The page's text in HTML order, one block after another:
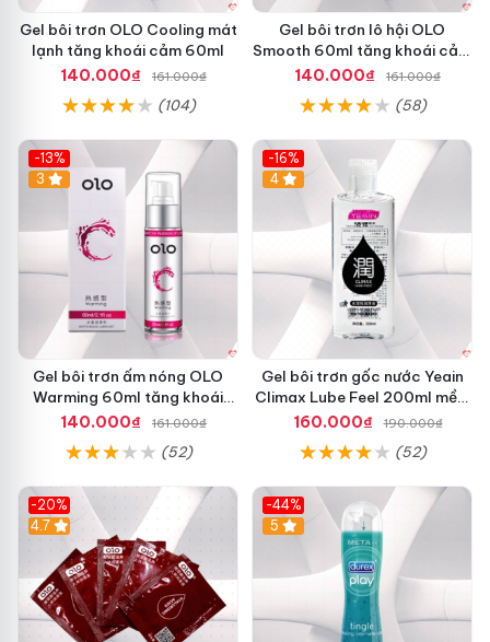
Gel bôi trơn OLO Cooling mát
lạnh tăng khoái cảm 60ml
140.000₫
161.000₫
(104)
Gel bôi trơn lô hội OLO
Smooth 60ml tăng khoái cảm
mềm mại an toàn
140.000₫ 161.000₫
(58)
-13%
3
Gel bôi trơn ấm nóng OLO
Warming 60ml tăng khoái
cảm yêu mê say
140.000₫ 161.000₫
(52)
-16%
Hot
4
Gel bôi trơn gốc nước Yeain
Climax Lube Feel 200ml mềm
mượt an toàn
160.000₫ 190.000₫
(52)
-20%
Hot
4.7
-44%
5